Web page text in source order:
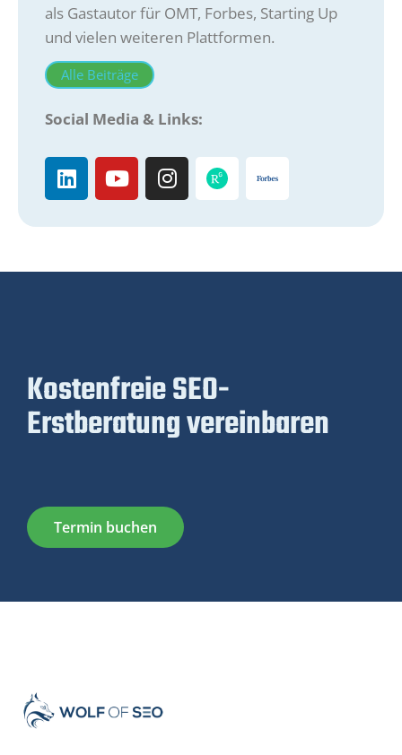
als Gastautor für OMT, Forbes, Starting Up
und vielen weiteren Plattformen.
Alle Beiträge
Social Media & Links:
Kostenfreie SEO-
Erstberatung vereinbaren
Termin buchen